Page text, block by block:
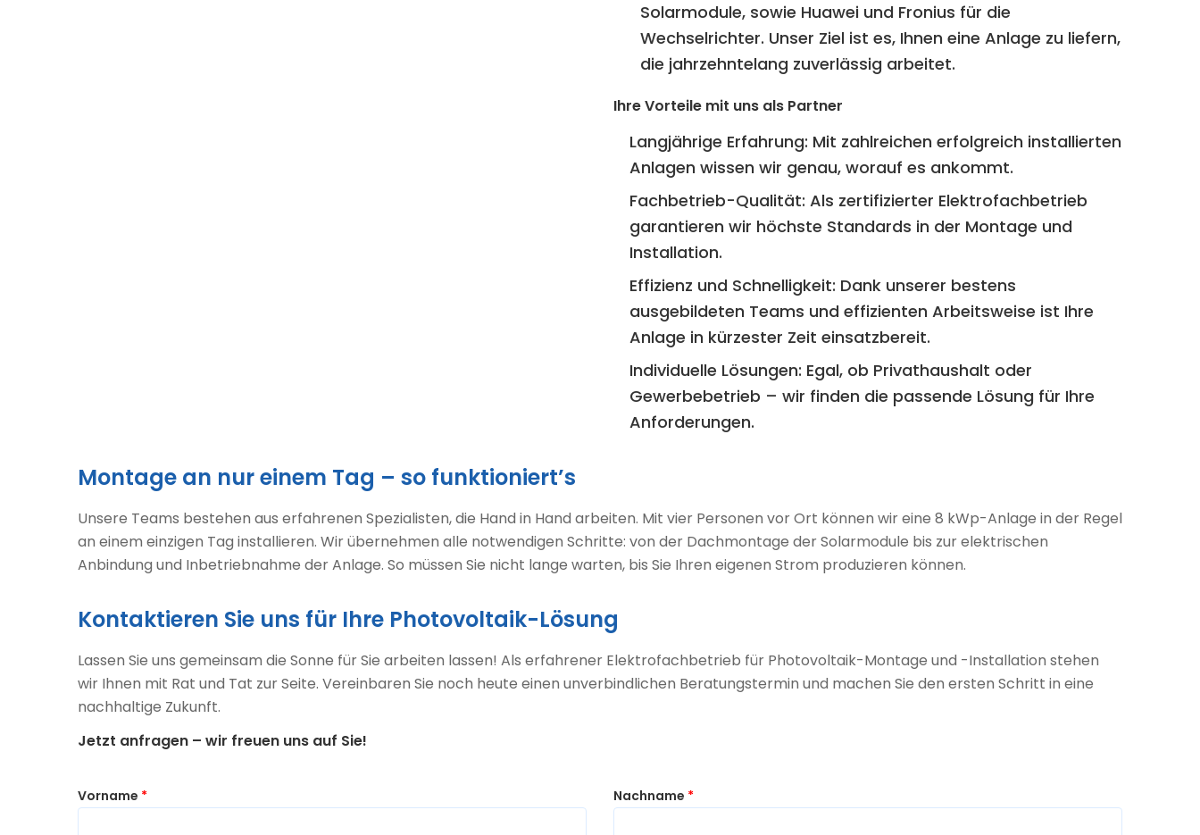
Solarmodule, sowie Huawei und Fronius für die
Wechselrichter. Unser Ziel ist es, Ihnen eine Anlage zu liefern,
die jahrzehntelang zuverlässig arbeitet.
Ihre Vorteile mit uns als Partner
Langjährige Erfahrung: Mit zahlreichen erfolgreich installierten
Anlagen wissen wir genau, worauf es ankommt.
Fachbetrieb-Qualität: Als zertifizierter Elektrofachbetrieb
garantieren wir höchste Standards in der Montage und
Installation.
Effizienz und Schnelligkeit: Dank unserer bestens
ausgebildeten Teams und effizienten Arbeitsweise ist Ihre
Anlage in kürzester Zeit einsatzbereit.
Individuelle Lösungen: Egal, ob Privathaushalt oder
Gewerbebetrieb – wir finden die passende Lösung für Ihre
Anforderungen.
Montage an nur einem Tag – so funktioniert’s
Unsere Teams bestehen aus erfahrenen Spezialisten, die Hand in Hand arbeiten. Mit vier Personen vor Ort können wir eine 8 kWp-Anlage in der Regel
an einem einzigen Tag installieren. Wir übernehmen alle notwendigen Schritte: von der Dachmontage der Solarmodule bis zur elektrischen
Anbindung und Inbetriebnahme der Anlage. So müssen Sie nicht lange warten, bis Sie Ihren eigenen Strom produzieren können.
Kontaktieren Sie uns für Ihre Photovoltaik-Lösung
Lassen Sie uns gemeinsam die Sonne für Sie arbeiten lassen! Als erfahrener Elektrofachbetrieb für Photovoltaik-Montage und -Installation stehen
wir Ihnen mit Rat und Tat zur Seite. Vereinbaren Sie noch heute einen unverbindlichen Beratungstermin und machen Sie den ersten Schritt in eine
nachhaltige Zukunft.
Jetzt anfragen – wir freuen uns auf Sie!
Vorname * Nachname *